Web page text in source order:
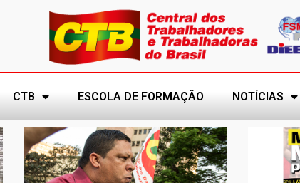
CTB ESCOLA DE FORMAÇÃO NOTÍCIAS